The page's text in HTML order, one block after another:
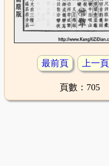
最前頁 上一頁
頁數：705